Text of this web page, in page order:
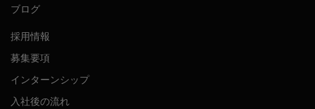
ブログ
採用情報
募集要項
インターンシップ
入社後の流れ